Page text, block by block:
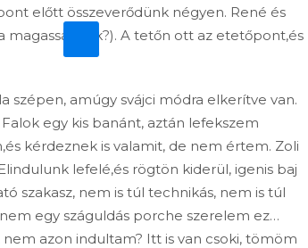
előtt összeverődünk négyen. René és
magasságnak?). A tetőn ott az etetőpont,és
szépen, amúgy svájci módra elkerítve van.
egy kis banánt, aztán lefekszem
kérdeznek is valamit, de nem értem. Zoli
lefelé,és rögtön kiderül, igenis baj
szakasz, nem is túl technikás, nem is túl
egy száguldás porche szerelem ez…
azon indultam? Itt is van csoki, tömöm